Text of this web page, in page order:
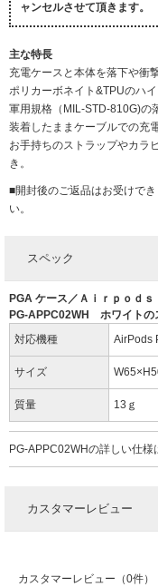
ャンセルさせて頂きます。
主な特長
充電ケースと本体を落下や衝
ポリカーボネイト&TPUのハ
軍用規格（MIL-STD-810G)の
装着したままケーブルでの充
お手持ちのストラップやカラ
き。
■開封後のご返品はお受けで
い。
スペック
PGA ケース／Ａｉｒｐｏｄ
PG-APPC02WH ホワイトの
対応機種
AirPods
サイズ
質量 13ｇ
PG-APPC02WHの詳しい仕様
カスタマーレビュー
カスタマーレビュー（0件）